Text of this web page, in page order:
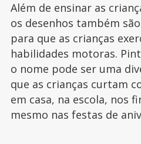
Além de ensinar as
os desenhos também
para que as crianças
habilidades motoras.
o nome pode ser uma
que as crianças curtam
em casa, na escola, nos
mesmo nas festas de